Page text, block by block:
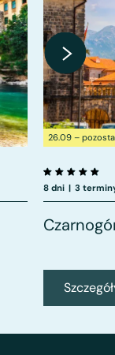
26.09 –
8 dni | 3